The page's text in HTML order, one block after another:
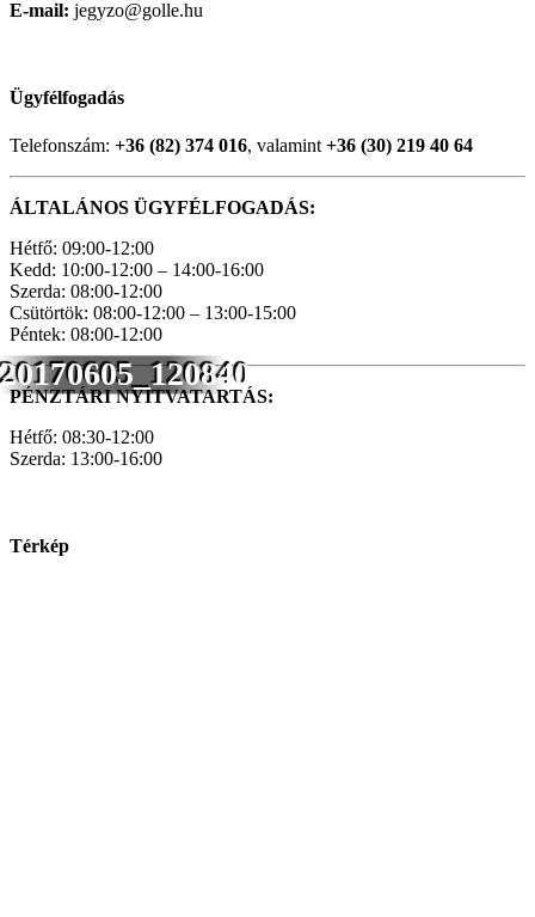
20170605_120840
E-mail: jegyzo@golle.hu
Ügyfélfogadás
Telefonszám: +36 (82) 374 016, valamint +36 (30) 219 40 64
ÁLTALÁNOS ÜGYFÉLFOGADÁS:
Hétfő: 09:00-12:00
Kedd: 10:00-12:00 – 14:00-16:00
Szerda: 08:00-12:00
Csütörtök: 08:00-12:00 – 13:00-15:00
Péntek: 08:00-12:00
PÉNZTÁRI NYITVATARTÁS:
Hétfő: 08:30-12:00
Szerda: 13:00-16:00
Térkép